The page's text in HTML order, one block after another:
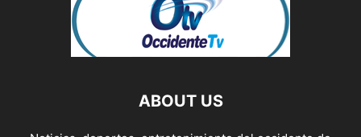
ABOUT US